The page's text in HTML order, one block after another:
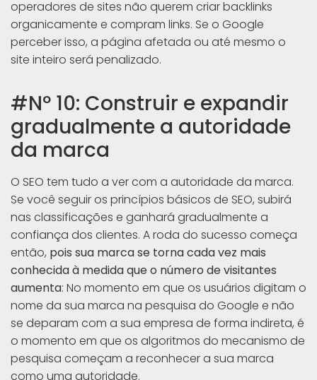
operadores de sites não querem criar backlinks
organicamente e compram links. Se o Google
perceber isso, a página afetada ou até mesmo o
site inteiro será penalizado.
#Nº 10: Construir e expandir
gradualmente a autoridade
da marca
O SEO tem tudo a ver com a autoridade da marca.
Se você seguir os princípios básicos de SEO, subirá
nas classificações e ganhará gradualmente a
confiança dos clientes. A roda do sucesso começa
então, pois sua marca se torna cada vez mais
conhecida à medida que o número de visitantes
aumenta: No momento em que os usuários digitam o
nome da sua marca na pesquisa do Google e não
se deparam com a sua empresa de forma indireta, é
o momento em que os algoritmos do mecanismo de
pesquisa começam a reconhecer a sua marca
como uma autoridade.